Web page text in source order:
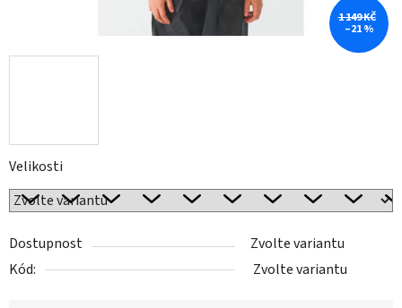
Velikosti
Dostupnost
Zvolte variantu
Kód:
Zvolte variantu
1 149 KČ
–21 %